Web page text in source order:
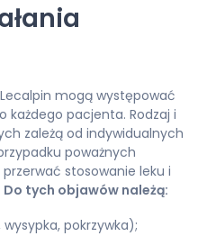
mogą występować
każdego pacjenta. Rodzaj i
zależą od indywidualnych
poważnych
stosowanie leku i
Do tych objawów należą:
pokrzywka);